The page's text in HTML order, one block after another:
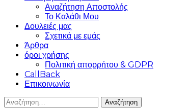
Αναζήτηση Αποστολής
Το Καλάθι Μου
Δουλειές μας
Σχετικά με εμάς
Άρθρα
όροι χρήσης
Πολιτική απορρήτου & GDPR
CallBack
Επικοινωνία
Αναζήτηση